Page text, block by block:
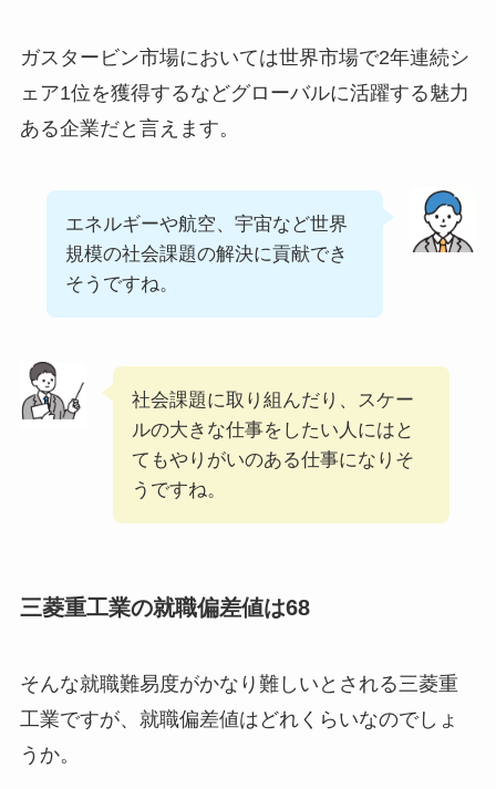
ガスタービン市場においては世界市場で2年連続シ
ェア1位を獲得するなどグローバルに活躍する魅力
ある企業だと言えます。
エネルギーや航空、宇宙など世界
規模の社会課題の解決に貢献でき
そうですね。
社会課題に取り組んだり、スケー
ルの大きな仕事をしたい人にはと
てもやりがいのある仕事になりそ
うですね。
三菱重工業の就職偏差値は68
そんな就職難易度がかなり難しいとされる三菱重
工業ですが、就職偏差値はどれくらいなのでしょ
うか。